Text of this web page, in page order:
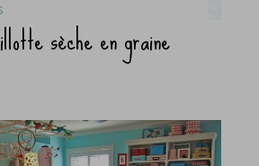
sèche en graine